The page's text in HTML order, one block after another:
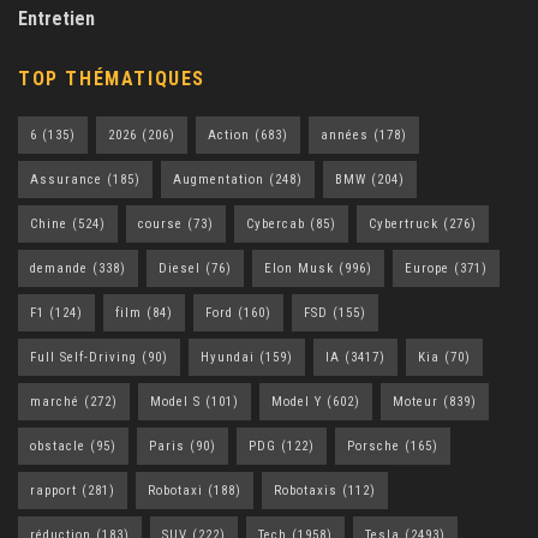
Entretien
TOP THÉMATIQUES
6 (135) 2026 (206) Action (683) années (178)
Assurance (185) Augmentation (248) BMW (204)
Chine (524) course (73) Cybercab (85) Cybertruck (276)
demande (338) Diesel (76) Elon Musk (996) Europe (371)
F1 (124) film (84) Ford (160) FSD (155)
Full Self-Driving (90) Hyundai (159) IA (3417) Kia (70)
marché (272) Model S (101) Model Y (602) Moteur (839)
obstacle (95) Paris (90) PDG (122) Porsche (165)
rapport (281) Robotaxi (188) Robotaxis (112)